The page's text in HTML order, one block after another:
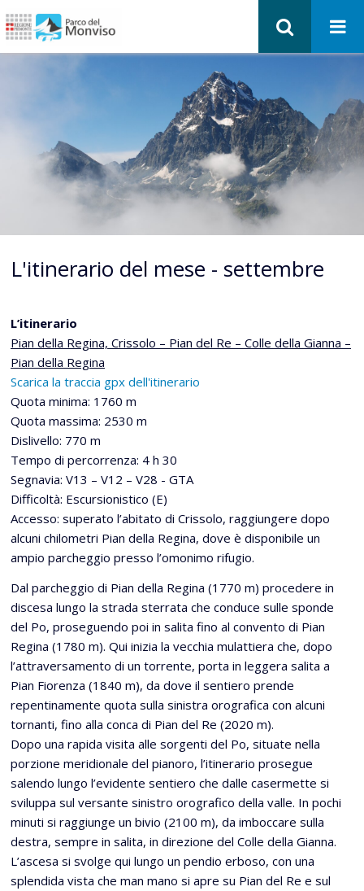
L'itinerario del mese - settembre
L’itinerario
Pian della Regina, Crissolo – Pian del Re – Colle della Gianna –
Pian della Regina
Scarica la traccia gpx dell'itinerario
Quota minima: 1760 m
Quota massima: 2530 m
Dislivello: 770 m
Tempo di percorrenza: 4 h 30
Segnavia: V13 – V12 – V28 - GTA
Difficoltà: Escursionistico (E)
Accesso: superato l’abitato di Crissolo, raggiungere dopo
alcuni chilometri Pian della Regina, dove è disponibile un
ampio parcheggio presso l’omonimo rifugio.
Dal parcheggio di Pian della Regina (1770 m) procedere in
discesa lungo la strada sterrata che conduce sulle sponde
del Po, proseguendo poi in salita fino al convento di Pian
Regina (1780 m). Qui inizia la vecchia mulattiera che, dopo
l’attraversamento di un torrente, porta in leggera salita a
Pian Fiorenza (1840 m), da dove il sentiero prende
repentinamente quota sulla sinistra orografica con alcuni
tornanti, fino alla conca di Pian del Re (2020 m).
Dopo una rapida visita alle sorgenti del Po, situate nella
porzione meridionale del pianoro, l’itinerario prosegue
salendo lungo l’evidente sentiero che dalle casermette si
sviluppa sul versante sinistro orografico della valle. In pochi
minuti si raggiunge un bivio (2100 m), da imboccare sulla
destra, sempre in salita, in direzione del Colle della Gianna.
L’ascesa si svolge qui lungo un pendio erboso, con una
splendida vista che man mano si apre su Pian del Re e sul